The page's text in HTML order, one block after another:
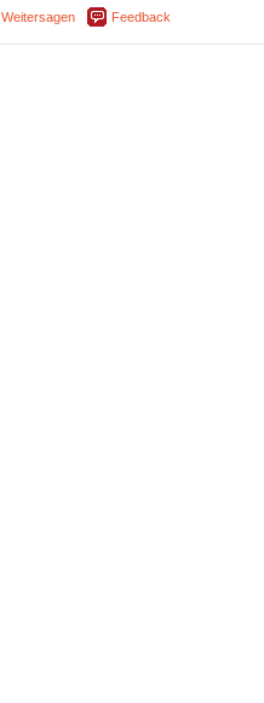
Weitersagen Feedback